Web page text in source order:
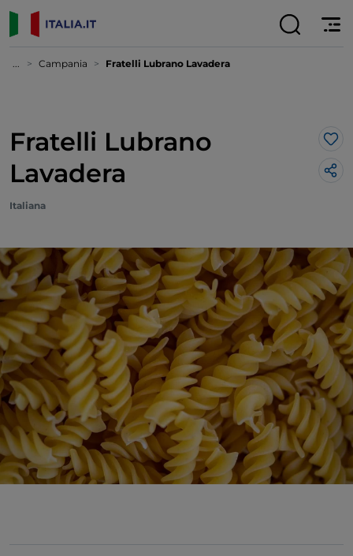
... Campania Fratelli Lubrano Lavadera
Fratelli Lubrano
Lavadera
Italiana